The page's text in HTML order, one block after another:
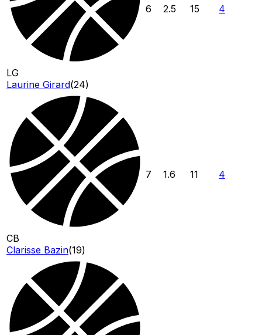
LG
Laurine Girard(24)
6 2.5 15 4
CB
Clarisse Bazin(19)
7 1.6 11 4